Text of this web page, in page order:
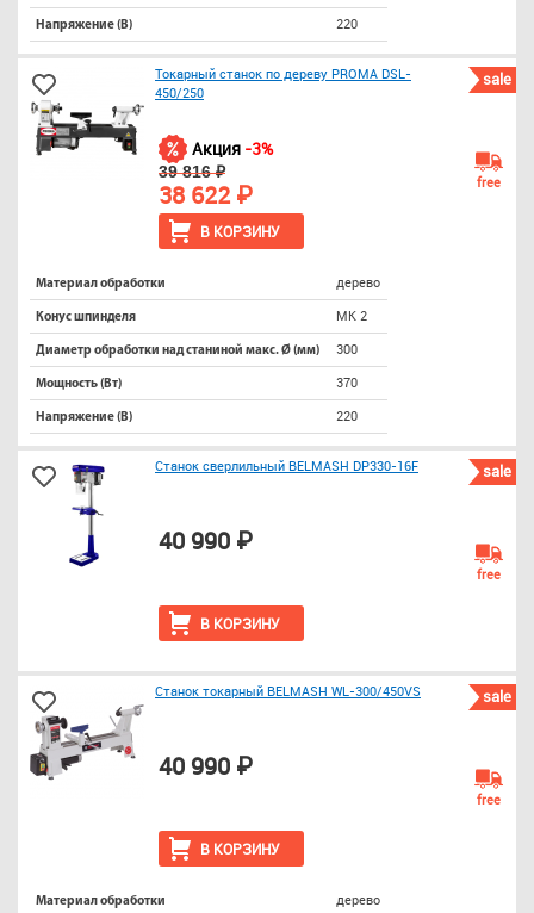
Напряжение (В) 220
sale
Токарный станок по дереву PROMA DSL-
450/250
В КОРЗИНУ
Акция -3%
39 816 ₽
38 622 ₽ free
Материал обработки дерево
Конус шпинделя МК 2
Диаметр обработки над станиной макс. Ø (мм) 300
Мощность (Вт) 370
Напряжение (В) 220
sale
Станок сверлильный BELMASH DP330-16F
В КОРЗИНУ
40 990 ₽
free
sale
Станок токарный BELMASH WL-300/450VS
В КОРЗИНУ
40 990 ₽
free
Материал обработки дерево